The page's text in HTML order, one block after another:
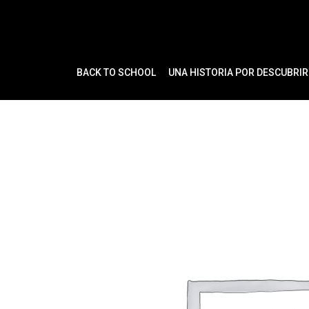
BACK TO SCHOOL UNA HISTORIA POR DESCUBRIR